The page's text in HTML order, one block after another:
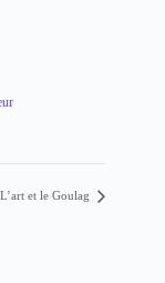
L’art et le Goulag